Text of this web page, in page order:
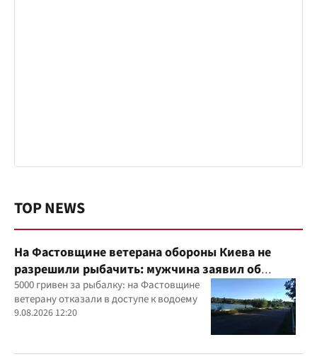
TOP NEWS
На Фастовщине ветерана обороны Киева не
разрешили рыбачить: мужчина заявил об
угрозах
5000 гривен за рыбалку: на Фастовщине
ветерану отказали в доступе к водоему
9.08.2026 12:20